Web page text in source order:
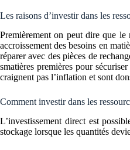
Les raisons d’investir dans les
Premièrement on peut dire que le
accroissement des besoins en
réparer avec des pièces de
smatières premières pour
craignent pas l’inflation et sont
Comment investir dans les
L’investissement direct est
stockage lorsque les quantités